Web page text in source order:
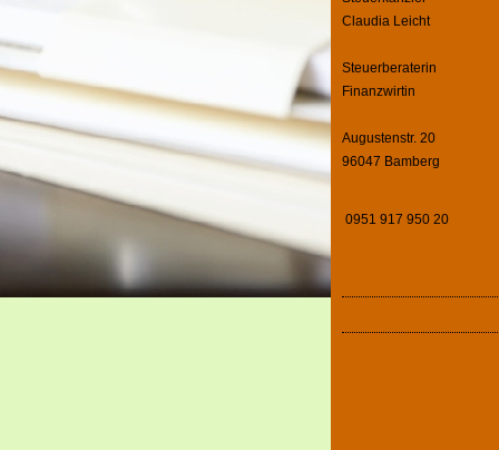
Claudia Leicht
Steuerberaterin
Finanzwirtin
Augustenstr. 20
96047 Bamberg
0951 917 950 20